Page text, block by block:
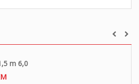
m 6,0